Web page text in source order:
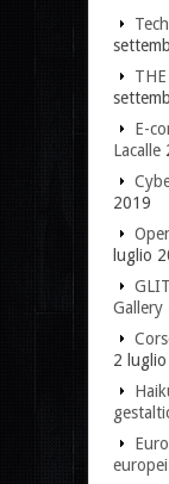
E-
Lacalle
2019
luglio
Gallery
2